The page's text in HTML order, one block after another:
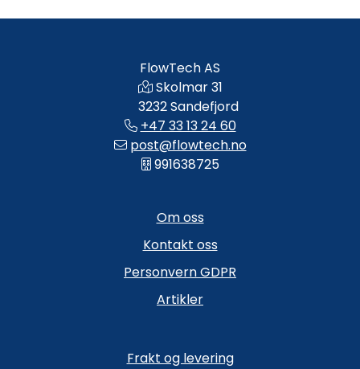
FlowTech AS
Skolmar 31
3232 Sandefjord
+47 33 13 24 60
post@flowtech.no
991638725
Om oss
Kontakt oss
Personvern GDPR
Artikler
Frakt og levering